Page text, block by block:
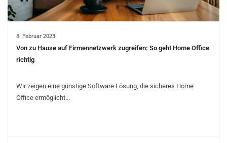
8. Februar 2023
Von zu Hause auf Firmennetzwerk zugreifen: So geht Home Office
richtig
Wir zeigen eine günstige Software Lösung, die sicheres Home
Office ermöglicht...